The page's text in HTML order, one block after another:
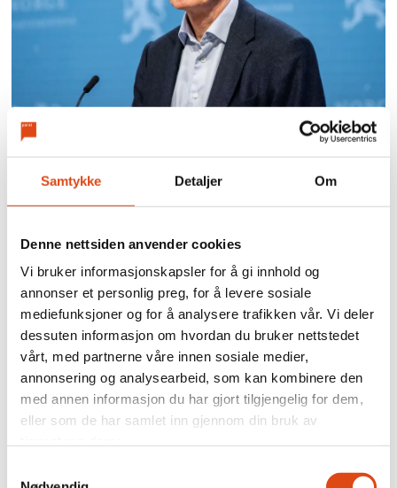
Samtykke Detaljer Om
Denne nettsiden anvender cookies
Vi bruker informasjonskapsler for å gi innhold og
annonser et personlig preg, for å levere sosiale
mediefunksjoner og for å analysere trafikken vår. Vi deler
dessuten informasjon om hvordan du bruker nettstedet
vårt, med partnerne våre innen sosiale medier,
annonsering og analysearbeid, som kan kombinere den
med annen informasjon du har gjort tilgjengelig for dem,
eller som de har samlet inn gjennom din bruk av
Frode Forfang skal lede
gjennomgå Nav